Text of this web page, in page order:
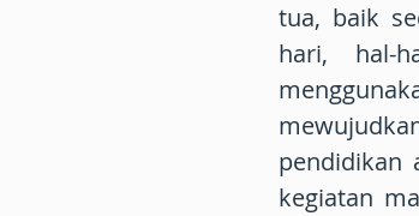
tua, baik
hari, hal-
pendidikan
kegiatan